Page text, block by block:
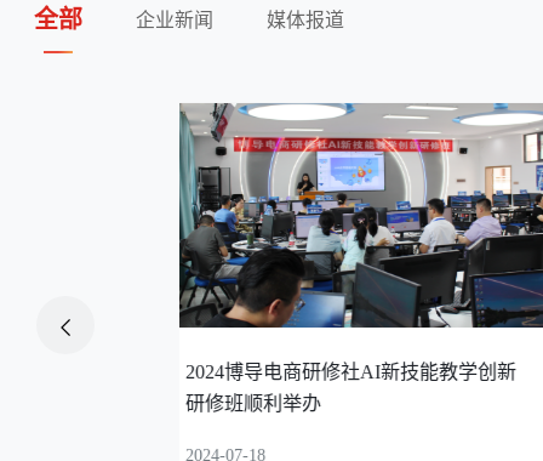
全部 企业新闻 媒体报道
2024第四届“Botok杯”国际职业院校创新
创业邀请赛启动
2024-07-13